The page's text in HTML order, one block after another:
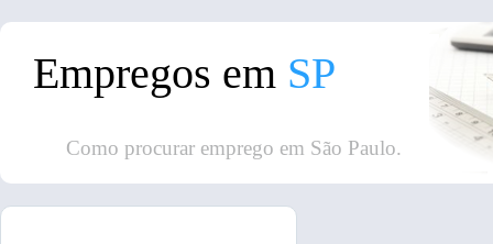
Empregos em SP
Como procurar emprego em São Paulo.